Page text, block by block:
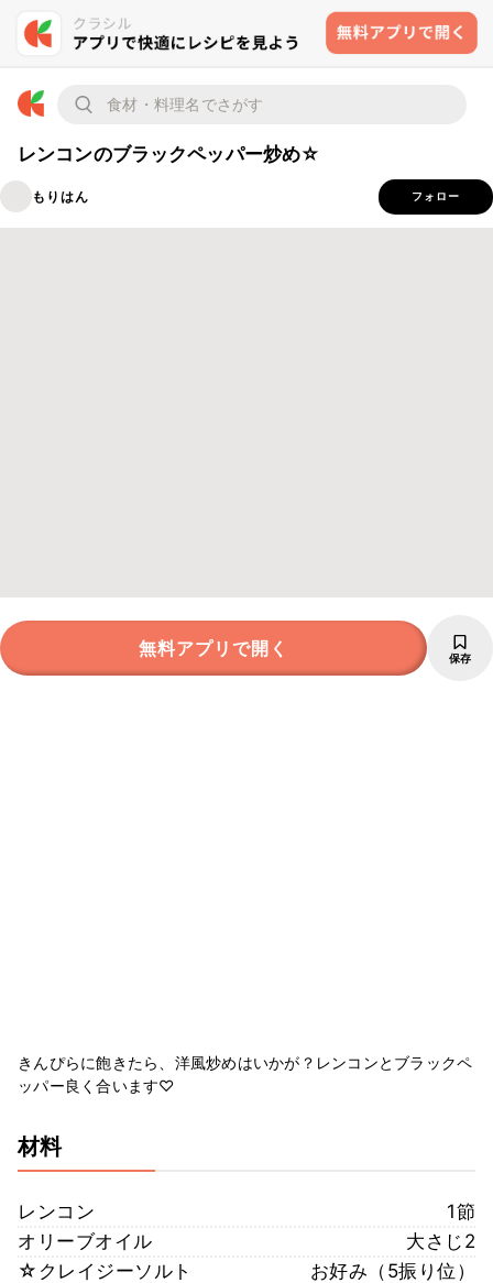
レンコンのブラックペッパー炒め☆
もりはん フォロー
無料アプリで開く 保存
きんぴらに飽きたら、洋風炒めはいかが？レンコンとブラックペ
ッパー良く合います♡
材料
レンコン
1節
オリーブオイル
大さじ2
☆クレイジーソルト
お好み（5振り位）